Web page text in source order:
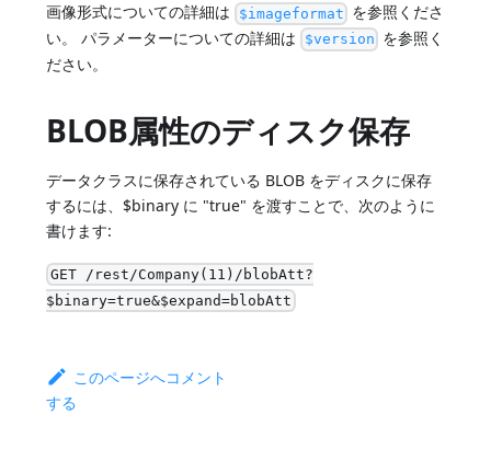
画像形式についての詳細は $imageformat を参照くださ
い。 パラメーターについての詳細は $version を参照く
ださい。
BLOB属性のディスク保存
データクラスに保存されている BLOB をディスクに保存
するには、$binary に "true" を渡すことで、次のように
書けます:
GET /rest/Company(11)/blobAtt?
$binary=true&$expand=blobAtt
このページへコメント
する